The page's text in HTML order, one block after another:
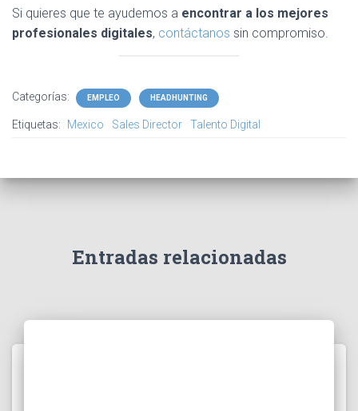
Si quieres que te ayudemos a encontrar a los mejores
profesionales digitales, contáctanos sin compromiso.
Categorías: EMPLEO HEADHUNTING
Etiquetas: Mexico Sales Director Talento Digital
Entradas relacionadas